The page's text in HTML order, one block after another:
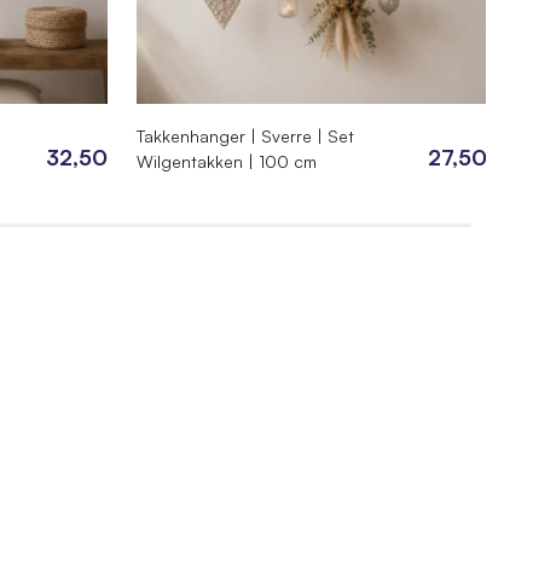
32,50
Takkenhanger | Sverre | Set
Wilgentakken | 100 cm
27,50